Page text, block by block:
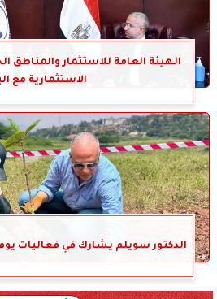
الهيئة العامة للاستثمار والمناطق
الاستثمارية مع
الدكتور سويلم يشارك في فعاليات يوم